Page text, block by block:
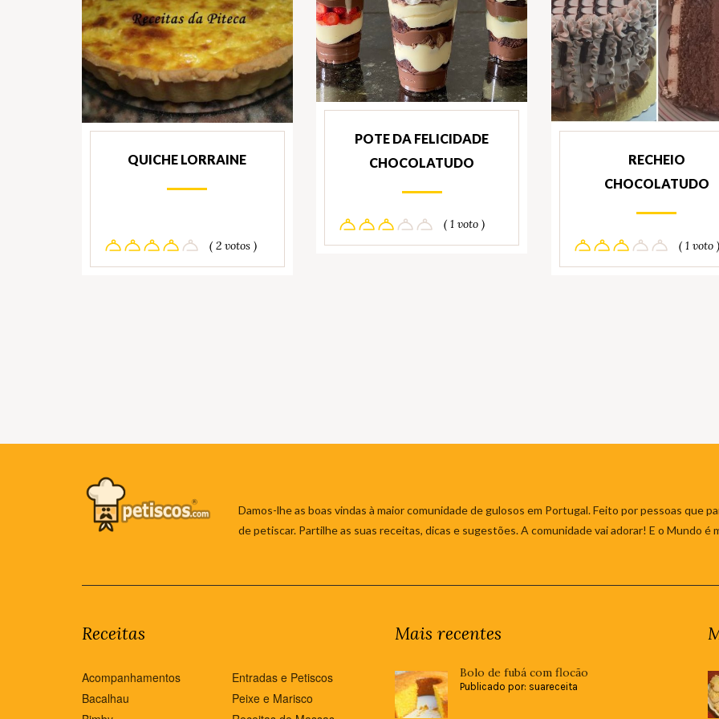
QUICHE LORRAINE
( 2 votos )
POTE DA FELICIDADE
CHOCOLATUDO
( 1 voto )
RECHEIO
CHOCOLATUDO
( 1 voto )
Damos-lhe as boas vindas à maior comunidade de gulosos em Portugal. Feito por pessoas que
de petiscar. Partilhe as suas receitas, dicas e sugestões. A comunidade vai adorar! E o Mundo é
Receitas
Acompanhamentos
Bacalhau
Entradas e Petiscos
Peixe e Marisco
Mais recentes
Bolo de fubá com flocão
Publicado por: suareceita